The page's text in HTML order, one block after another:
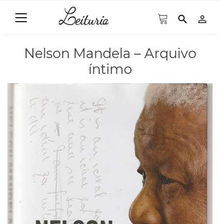
search person_outline
Nelson Mandela – Arquivo
íntimo